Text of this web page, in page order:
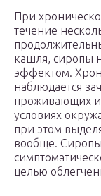
При
течение
кашля, сиропы
эффектом.
наблюдается
проживающих
условиях
при этом
вообще.
целью